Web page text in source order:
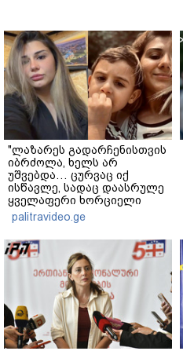
"ლაზარეს გადარჩენისთვის
იბრძოლა, ხელს არ
უშვებდა… ცურვაც იქ
ისწავლე, სადაც დაასრულე
ყველაფერი ხორციელი
ცხოვრებიდან" – რას წერს
ხობში დაღუპული დედა-
შვილის ახლობელი?
palitravideo.ge